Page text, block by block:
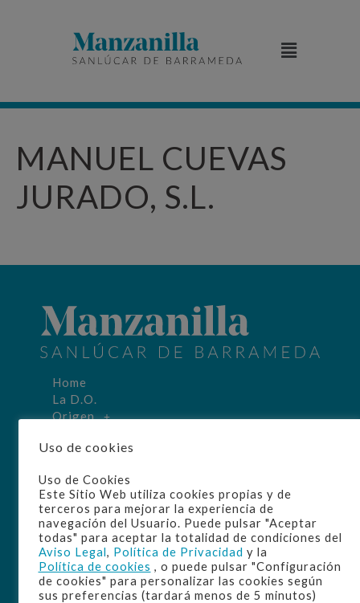
MANUEL CUEVAS
JURADO, S.L.
Home
La D.O.
Origen
Manzanilla
Cultura
Bodegas
Uso de cookies
Uso de Cookies
Este Sitio Web utiliza cookies propias y de
terceros para mejorar la experiencia de
navegación del Usuario. Puede pulsar "Aceptar
todas" para aceptar la totalidad de condiciones del
Aviso Legal, Política de Privacidad y la
Política de cookies , o puede pulsar "Configuración
de cookies" para personalizar las cookies según
sus preferencias (tardará menos de 5 minutos)